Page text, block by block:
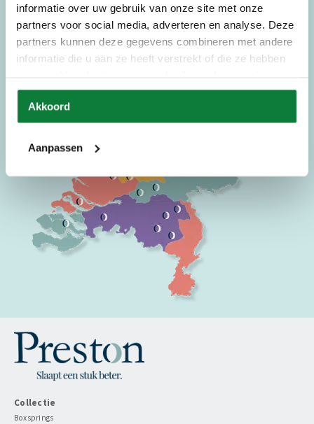
informatie over uw gebruik van onze site met onze
partners voor social media, adverteren en analyse. Deze
partners kunnen deze gegevens combineren met andere
informatie die u aan ze heeft verstrekt of die ze hebben
Akkoord
Aanpassen
Collectie
Boxsprings